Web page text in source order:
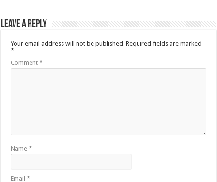
Leave a Reply
Your email address will not be published. Required fields are marked
*
Comment*
Name*
Email*